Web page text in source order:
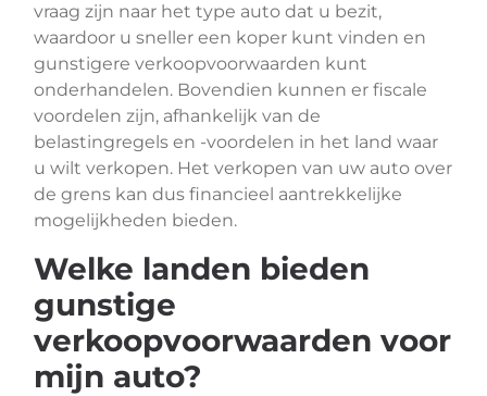
vraag zijn naar het type auto dat u bezit,
waardoor u sneller een koper kunt vinden en
gunstigere verkoopvoorwaarden kunt
onderhandelen. Bovendien kunnen er fiscale
voordelen zijn, afhankelijk van de
belastingregels en -voordelen in het land waar
u wilt verkopen. Het verkopen van uw auto over
de grens kan dus financieel aantrekkelijke
mogelijkheden bieden.
Welke landen bieden
gunstige
verkoopvoorwaarden voor
mijn auto?